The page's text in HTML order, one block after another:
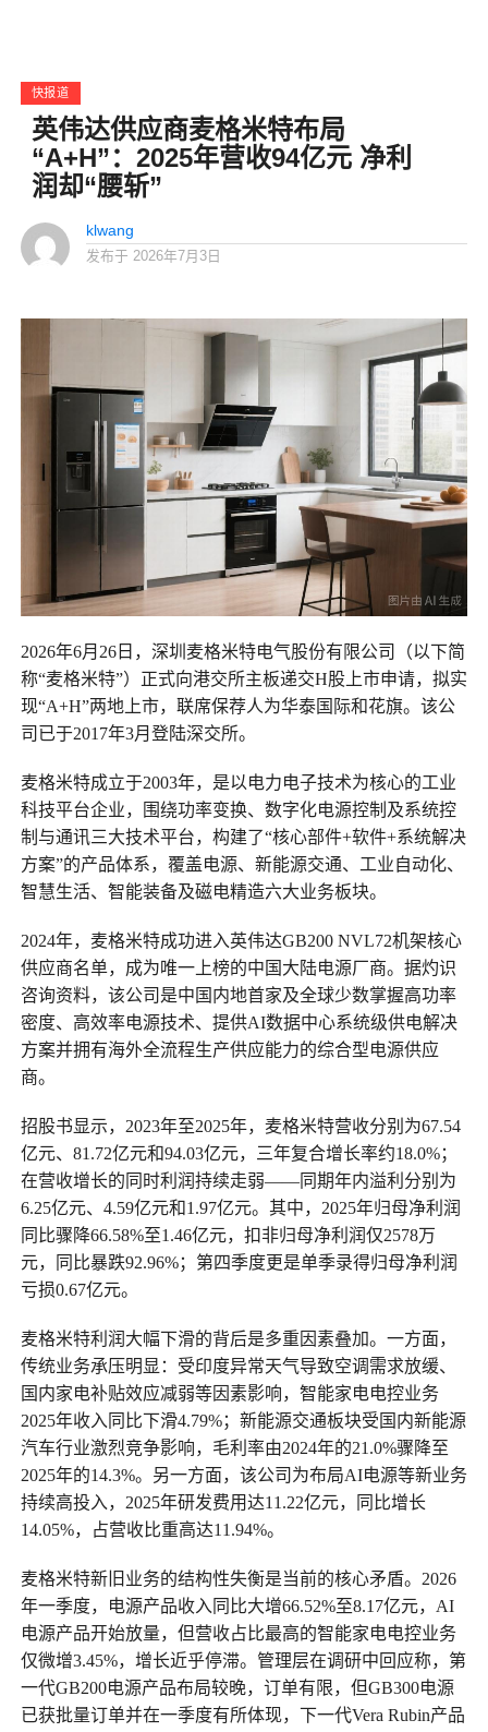
快报道
英伟达供应商麦格米特布局
“A+H”：2025年营收94亿元 净利
润却“腰斩”
klwang
发布于 2026年7月3日
2026年6月26日，深圳麦格米特电气股份有限公司（以下简
称“麦格米特”）正式向港交所主板递交H股上市申请，拟实
现“A+H”两地上市，联席保荐人为华泰国际和花旗。该公
司已于2017年3月登陆深交所。
麦格米特成立于2003年，是以电力电子技术为核心的工业
科技平台企业，围绕功率变换、数字化电源控制及系统控
制与通讯三大技术平台，构建了“核心部件+软件+系统解决
方案”的产品体系，覆盖电源、新能源交通、工业自动化、
智慧生活、智能装备及磁电精造六大业务板块。
2024年，麦格米特成功进入英伟达GB200 NVL72机架核心
供应商名单，成为唯一上榜的中国大陆电源厂商。据灼识
咨询资料，该公司是中国内地首家及全球少数掌握高功率
密度、高效率电源技术、提供AI数据中心系统级供电解决
方案并拥有海外全流程生产供应能力的综合型电源供应
商。
招股书显示，2023年至2025年，麦格米特营收分别为67.54
亿元、81.72亿元和94.03亿元，三年复合增长率约18.0%；
在营收增长的同时利润持续走弱——同期年内溢利分别为
6.25亿元、4.59亿元和1.97亿元。其中，2025年归母净利润
同比骤降66.58%至1.46亿元，扣非归母净利润仅2578万
元，同比暴跌92.96%；第四季度更是单季录得归母净利润
亏损0.67亿元。
麦格米特利润大幅下滑的背后是多重因素叠加。一方面，
传统业务承压明显：受印度异常天气导致空调需求放缓、
国内家电补贴效应减弱等因素影响，智能家电电控业务
2025年收入同比下滑4.79%；新能源交通板块受国内新能源
汽车行业激烈竞争影响，毛利率由2024年的21.0%骤降至
2025年的14.3%。另一方面，该公司为布局AI电源等新业务
持续高投入，2025年研发费用达11.22亿元，同比增长
14.05%，占营收比重高达11.94%。
麦格米特新旧业务的结构性失衡是当前的核心矛盾。2026
年一季度，电源产品收入同比大增66.52%至8.17亿元，AI
电源产品开始放量，但营收占比最高的智能家电电控业务
仅微增3.45%，增长近乎停滞。管理层在调研中回应称，第
一代GB200电源产品布局较晚，订单有限，但GB300电源
已获批量订单并在一季度有所体现，下一代Vera Rubin产品